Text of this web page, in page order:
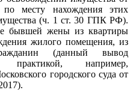
по месту нахождения этих
(ч. 1 ст. 30 ГПК РФ).
бывшей жены из квартиры
жилого помещения, из
(данный вывод
практикой, например,
городского суда от